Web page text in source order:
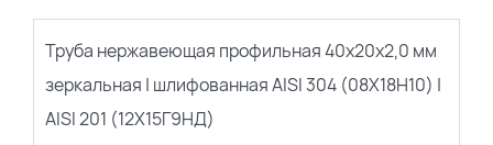
Труба нержавеющая профильная 40х20х2,0 мм
зеркальная | шлифованная AISI 304 (08Х18Н10) |
AISI 201 (12Х15Г9НД)